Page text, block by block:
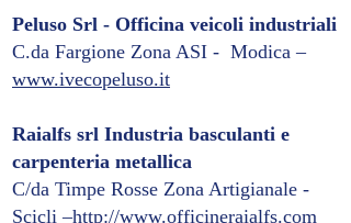
Peluso Srl - Officina veicoli industriali
C.da Fargione Zona ASI - Modica –
www.ivecopeluso.it
Raialfs srl Industria basculanti e
carpenteria metallica
C/da Timpe Rosse Zona Artigianale -
Scicli –http://www.officineraialfs.com